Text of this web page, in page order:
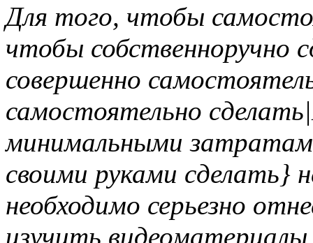
Для того, чтобы
чтобы собственноручно
совершенно
самостоятельно
минимальными
своими руками сделать}
необходимо серьезно
изучить